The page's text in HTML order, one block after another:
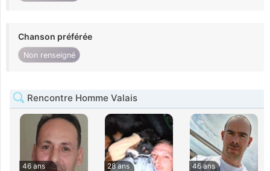
Chanson préférée
Non renseigné
Rencontre Homme Valais
46 ans
28 ans
46 ans